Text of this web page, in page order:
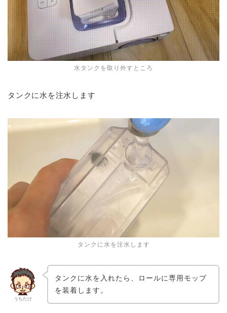
水タンクを取り外すところ
タンクに水を注水します
タンクに水を注水します
うちたけ
タンクに水を入れたら、ロールに専用モップ
を装着します。